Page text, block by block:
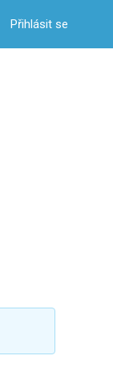
Přihlásit se